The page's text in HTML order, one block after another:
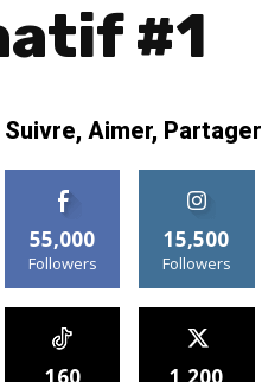
#1
Suivre, Aimer, Partager
55,000
Followers
15,500
Followers